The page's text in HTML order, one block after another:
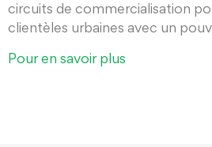
circuits de commercialisation
clientèles urbaines avec un
Pour en savoir plus